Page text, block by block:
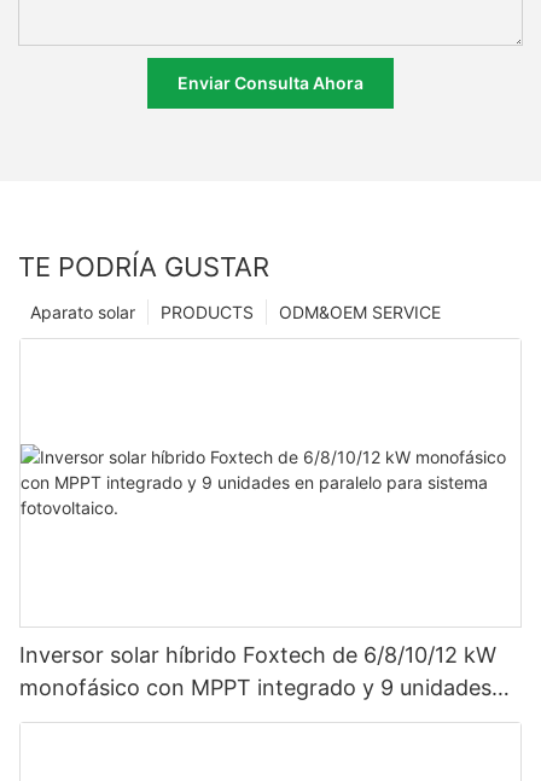
Enviar Consulta Ahora
TE PODRÍA GUSTAR
ODM&OEM SERVICE
PRODUCTS
Aparato solar
Inversor solar híbrido Foxtech de 6/8/10/12 kW
monofásico con MPPT integrado y 9 unidades
en paralelo para sistema fotovoltaico.